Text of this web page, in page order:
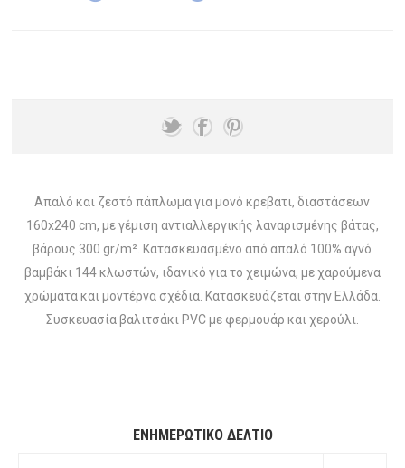
Απαλό και ζεστό πάπλωμα για μονό κρεβάτι, διαστάσεων
160x240 cm, με γέμιση αντιαλλεργικής λαναρισμένης βάτας,
βάρους 300 gr/m². Κατασκευασμένο από απαλό 100% αγνό
βαμβάκι 144 κλωστών, ιδανικό για το χειμώνα, με χαρούμενα
χρώματα και μοντέρνα σχέδια. Κατασκευάζεται στην Ελλάδα.
Συσκευασία βαλιτσάκι PVC με φερμουάρ και χερούλι.
ΕΝΗΜΕΡΩΤΙΚΌ ΔΕΛΤΊΟ